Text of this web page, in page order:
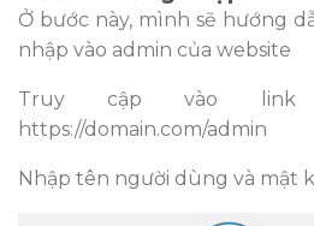
Ở bước này, mình sẽ hướng
nhập vào admin của website
Truy cập vào
https://domain.com/admin
Nhập tên người dùng và mật